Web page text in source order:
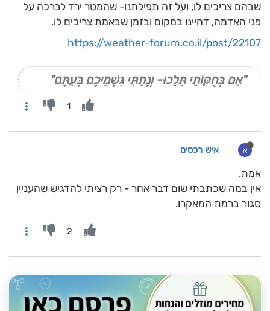
שבהם צריכים לו, ועל זה תפילתנו- שהמטר ירד לברכה על
פני האדמה, דהיינו במקום ובזמן שבאמת צריכים לו.
https://weather-forum.co.il/post/22107
"אִם בְּחֻקּוֹתַי תֵּלֵכוּ- וְנָתַתִּי גִּשְׁמֵיכֶם בְּעִתָּם"
1
א איש רכסים
אמת.
אין במה שכתבתי שום דבר אחר - רק רציתי להדגיש שהעניין
סגור ברמת המאקרו.
2